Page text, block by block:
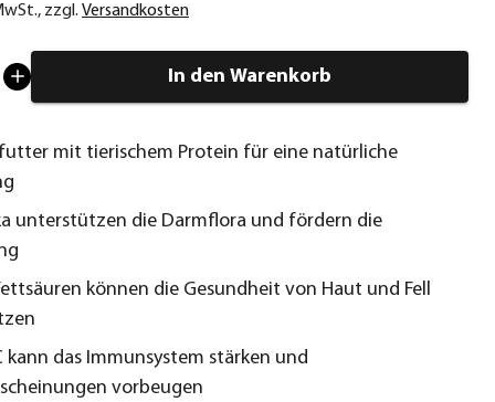
, zzgl. Versandkosten
In den Warenkorb
mit tierischem Protein für eine natürliche
unterstützen die Darmflora und fördern die
können die Gesundheit von Haut und Fell
kann das Immunsystem stärken und
vorbeugen